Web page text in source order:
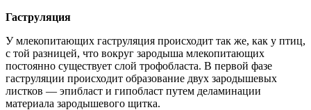
Гаструляция
У млекопитающих гаструляция происходит так же, как у птиц,
с той разницей, что вокруг зародыша млекопитающих
постоянно суще­ствует слой трофобласта. В первой фазе
гаструляции происходит об­разование двух зародышевых
листков — эпибласт и гипобласт путем деламинации
материала зародышевого щитка.